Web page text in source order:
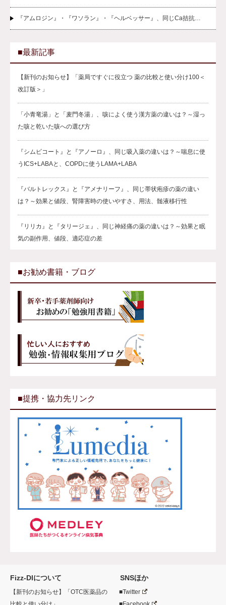
『アムロジン』・『ワソラン』・『ヘルベッサー』、同じCa拮抗…
■最新記事
【新刊のお知らせ】「薬局ですぐに役立つ 薬の比較と使い分け100＜
改訂版＞」
「小青竜湯」と「麦門冬湯」、咳によく使う漢方薬の違いは？～湿っ
た咳と乾いた咳への選び方
『シムビコート』と『アノーロ』、同じ吸入薬の違いは？～喘息に使
うICS+LABAと、COPDに使うLAMA+LABA
『バルトレックス』と『アメナリーフ』、同じ帯状疱疹の薬の違い
は？～効果と値段、腎障害時の使いやすさ、用法、髄液移行性
『リリカ』と『タリージェ』、同じ神経痛の薬の違いは？～効果と眠
気の副作用、値段、適応症の差
■お勧め書籍・ブログ
■提携・協力先リンク
Fizz-DIについて
【新刊のお知らせ】「OTC医薬品の
SNSほか
■Twitter